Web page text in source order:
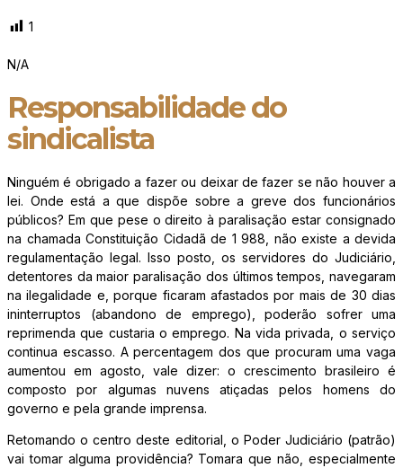
1
N/A
Responsabilidade do
sindicalista
Ninguém é obrigado a fazer ou deixar de fazer se não houver a
lei. Onde está a que dispõe sobre a greve dos funcionários
públicos? Em que pese o direito à paralisação estar consignado
na chamada Constituição Cidadã de 1 988, não existe a devida
regulamentação legal. Isso posto, os servidores do Judiciário,
detentores da maior paralisação dos últimos tempos, navegaram
na ilegalidade e, porque ficaram afastados por mais de 30 dias
ininterruptos (abandono de emprego), poderão sofrer uma
reprimenda que custaria o emprego. Na vida privada, o serviço
continua escasso. A percentagem dos que procuram uma vaga
aumentou em agosto, vale dizer: o crescimento brasileiro é
composto por algumas nuvens atiçadas pelos homens do
governo e pela grande imprensa.
Retomando o centro deste editorial, o Poder Judiciário (patrão)
vai tomar alguma providência? Tomara que não, especialmente